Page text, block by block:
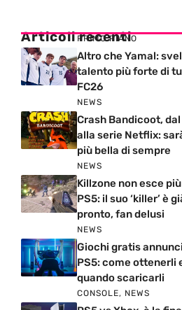
Articoli recenti
PRIMO PIANO
Altro che Yamal:
talento più forte di
FC26
NEWS
Crash Bandicoot,
alla serie Netflix:
più bella di sempre
NEWS
Killzone non esce
PS5: il suo ‘killer’ è
pronto, fan delusi
NEWS
Giochi gratis
PS5: come ottenerli
quando scaricarli
CONSOLE, NEWS